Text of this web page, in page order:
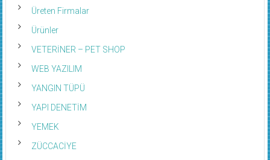
Üreten Firmalar
Ürünler
VETERİNER – PET SHOP
WEB YAZILIM
YANGIN TÜPÜ
YAPI DENETİM
YEMEK
ZÜCCACİYE